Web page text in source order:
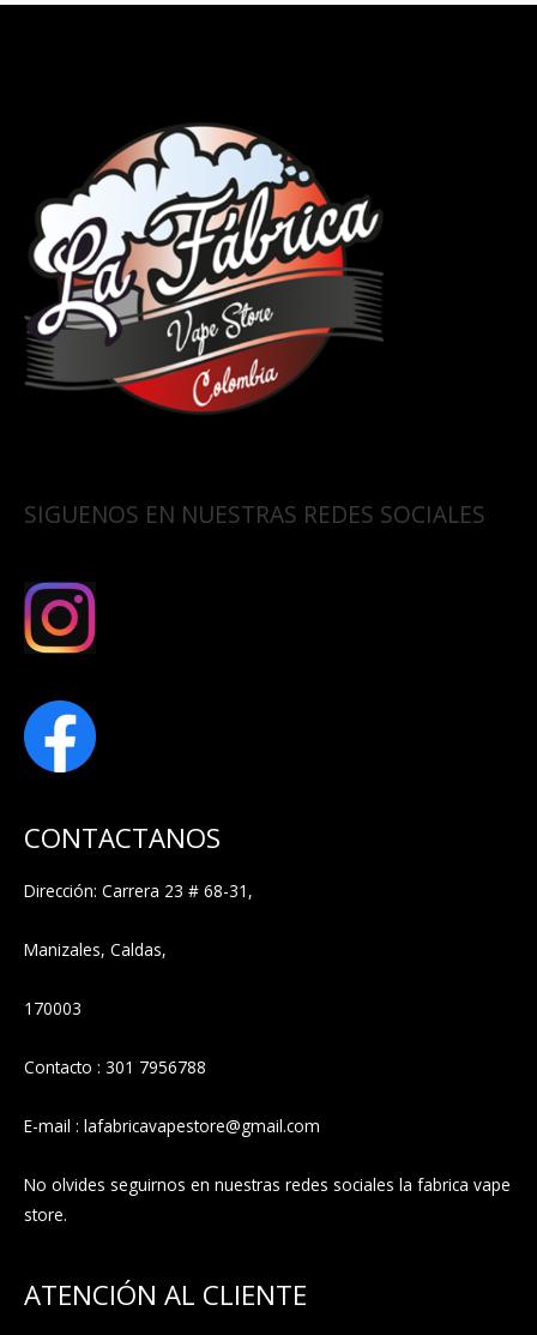
SIGUENOS EN NUESTRAS REDES SOCIALES
CONTACTANOS
Dirección: Carrera 23 # 68-31,
Manizales, Caldas,
170003
Contacto : 301 7956788
E-mail : lafabricavapestore@gmail.com
No olvides seguirnos en nuestras redes sociales la fabrica vape
store.
ATENCIÓN AL CLIENTE